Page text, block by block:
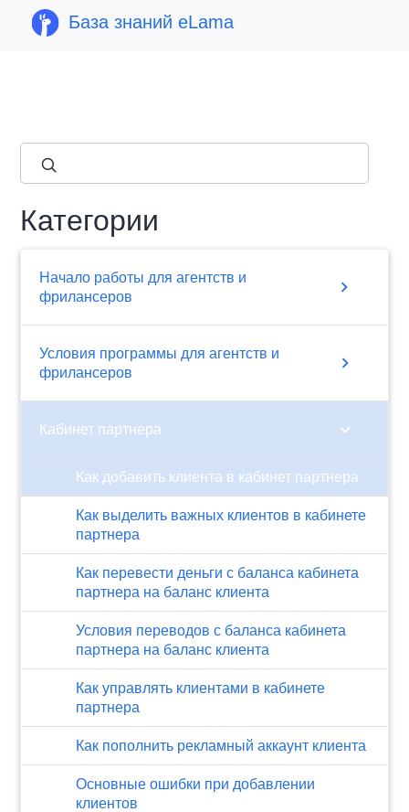
База знаний eLama
Категории
Начало работы для агентств и
фрилансеров
chevron_right
Условия программы для агентств и
фрилансеров
chevron_right
Кабинет партнера chevron_right
Как добавить клиента в кабинет партнера
Как выделить важных клиентов в кабинете
партнера
Как перевести деньги с баланса кабинета
партнера на баланс клиента
Условия переводов с баланса кабинета
партнера на баланс клиента
Как управлять клиентами в кабинете
партнера
Как пополнить рекламный аккаунт клиента
Основные ошибки при добавлении
клиентов